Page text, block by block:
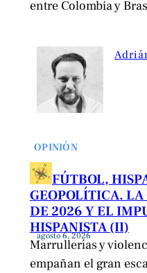
entre Colombia y
OPINIÓN
FÚTBOL,
GEOPOLÍTICA.
DE 2026 Y EL
HISPANISTA (II)
agosto 6, 2026
Marrullerías y
empañan el gran